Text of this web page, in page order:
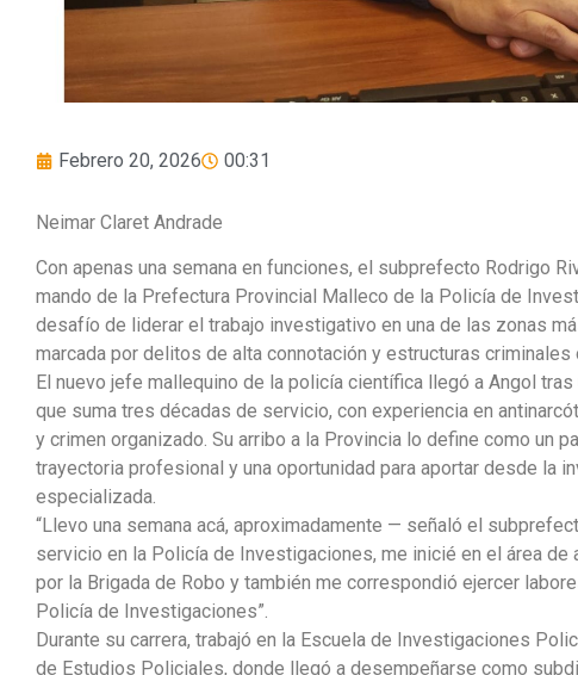
Febrero 20, 2026 00:31
Neimar Claret Andrade
Con apenas una semana en funciones, el subprefecto Rodrigo
mando de la Prefectura Provincial Malleco de la Policía de
desafío de liderar el trabajo investigativo en una de las zonas
marcada por delitos de alta connotación y estructuras criminales
El nuevo jefe mallequino de la policía científica llegó a Angol
que suma tres décadas de servicio, con experiencia en
y crimen organizado. Su arribo a la Provincia lo define como un
trayectoria profesional y una oportunidad para aportar desde la
especializada.
“Llevo una semana acá, aproximadamente — señaló el
servicio en la Policía de Investigaciones, me inicié en el área de
por la Brigada de Robo y también me correspondió ejercer
Policía de Investigaciones”.
Durante su carrera, trabajó en la Escuela de Investigaciones
de Estudios Policiales, donde llegó a desempeñarse como